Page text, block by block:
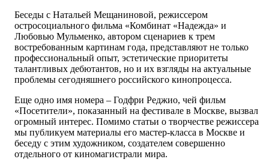
Беседы с Натальей Мещаниновой, режиссером
остросоциального фильма «Комбинат «Надежда» и
Любовью Мульменко, автором сценариев к трем
востребованным картинам года, представляют не только
профессиональный опыт, эстетические приоритеты
талантливых дебютантов, но и их взгляды на актуальные
проблемы сегодняшнего российского кинопроцесса.
Еще одно имя номера – Годфри Реджио, чей фильм
«Посетители», показанный на фестивале в Москве, вызвал
огромный интерес. Помимо статьи о творчестве режиссера
мы публикуем материалы его мастер-класса в Москве и
беседу с этим художником, создателем совершенно
отдельного от киномагистрали мира.